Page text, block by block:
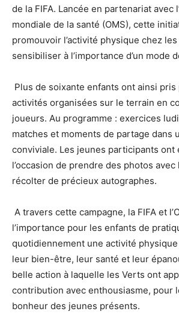
de la FIFA. Lancée en partenariat avec
mondiale de la santé (OMS), cette
promouvoir l’activité physique chez
sensibiliser à l’importance d’un mode
Plus de soixante enfants ont ainsi
activités organisées sur le terrain en
joueurs. Au programme : exercices
matches et moments de partage dans
conviviale. Les jeunes participants ont
l’occasion de prendre des photos
récolter de précieux autographes.
A travers cette campagne, la FIFA et
l’importance pour les enfants de
quotidiennement une activité
leur bien-être, leur santé et leur
belle action à laquelle les Verts ont
contribution avec enthousiasme, pour
bonheur des jeunes présents.